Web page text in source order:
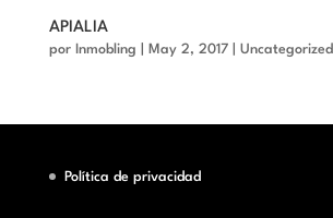
APIALIA
por Inmobling May 2, 2017| Uncategorized
Política de privacidad